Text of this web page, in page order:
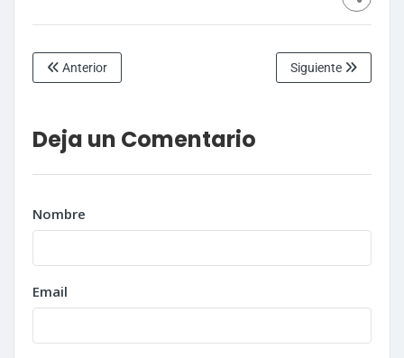
Anterior Siguiente
Deja un Comentario
Nombre
Email